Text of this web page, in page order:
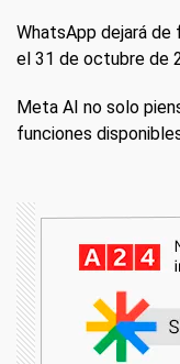
WhatsApp dejará de
el 31 de octubre de
Meta AI no solo
funciones